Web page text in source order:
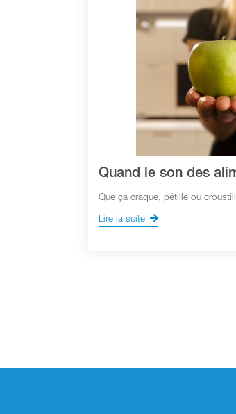
Quand le son des
Que ça craque, pétille ou
Lire la suite